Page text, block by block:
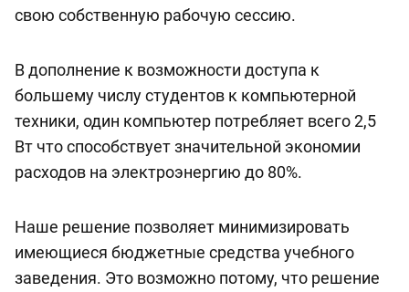
свою собственную рабочую сессию.
В дополнение к возможности доступа к
большему числу студентов к компьютерной
техники, один компьютер потребляет всего 2,5
Вт что способствует значительной экономии
расходов на электроэнергию до 80%.
Наше решение позволяет минимизировать
имеющиеся бюджетные средства учебного
заведения. Это возможно потому, что решение